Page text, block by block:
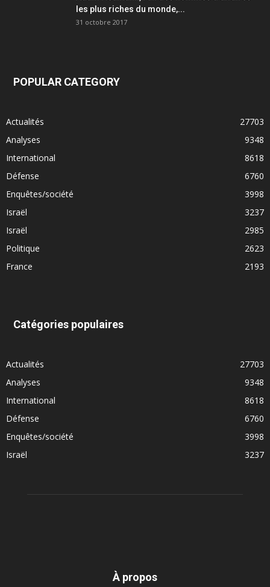
les plus riches du monde,...
31 octobre 2017
POPULAR CATEGORY
Actualités
27703
Analyses
9348
International
8618
Défense
6760
Enquêtes/société
3998
Israël
3237
Israël
2985
Politique
2623
France
2193
Catégories populaires
Actualités
27703
Analyses
9348
International
8618
Défense
6760
Enquêtes/société
3998
Israël
3237
À propos